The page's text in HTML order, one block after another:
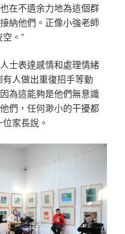
在不遺余力地為這個群
納他們。正像小強老師
。”
士表達感情和處理情緒
人做出重復招手等動
為這能夠是他們無意識
們，任何渺小的干擾都
家長說。